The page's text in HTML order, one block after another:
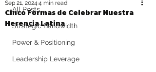
All Posts
Strategic Bandwidth
Power & Positioning
Leadership Leverage
Cinco Formas de Celebrar Nuestra
Herencia Latina
Sep 21, 2024 4 min read